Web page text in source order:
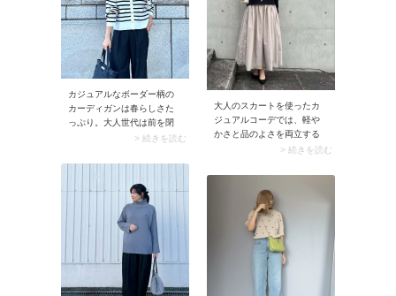
こいいスカートコーデに仕
上がります。
カジュアルなボーダー柄の
カーディガンは春らしさた
っぷり。大人世代は前を閉
めて着こなすのがおすすめ
が加わり大人っぽさがグン
とアップしますよ。加えて
クリーンなパンツやスカー
トに合わせると50代に馴染
> 続きを読む
大人のスカートを使ったカ
ジュアルコーデでは、軽や
かさと品のよさを両立する
のがポイント。さらに50代
ーフェクトです。そこでお
すすめなのがカーディガン×
ボリュームスカートの組み
合わせ。その際カーディガ
ンの前を留めて着こなすと
上半身がコンパクトにまと
まり、全身のバランスが整
います。フレアスカートや
ギャザースカートもスッキ
> 続きを読む